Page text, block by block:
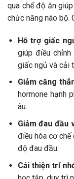
qua chế độ ăn
chức năng não bộ.
Hỗ trợ giấc
giúp điều
giấc ngủ và cải
Giảm căng
hormone hạnh
âu.
Giảm đau đầu
điều hòa cơ
độ đau đầu.
Cải thiện trí